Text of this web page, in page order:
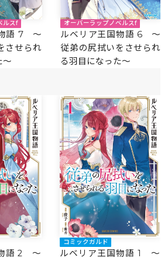
ルスf
語 7 ～
させられ
～
オーバーラップノベルスf
ルベリア王国物語 6 ～
従弟の尻拭いをさせられ
る羽目になった～
語 2 ～
コミックガルド
ルベリア王国物語 1 ～